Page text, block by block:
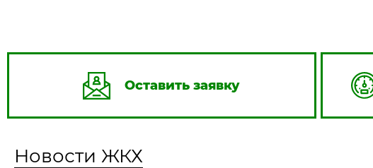
Оставить заявку
Новости ЖКХ